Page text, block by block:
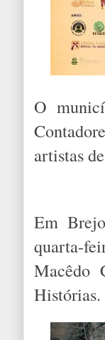
O
artistas
Em
quarta-
Macêdo
Histórias.